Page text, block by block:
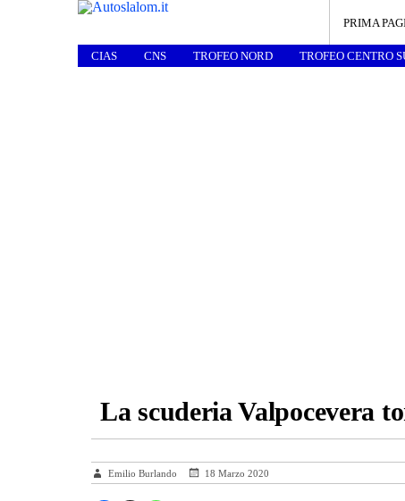
PRIMA
CIAS CNS TROFEO NORD TROFEO CENTRO
La scuderia Valpocevera
Emilio Burlando 18 Marzo 2020